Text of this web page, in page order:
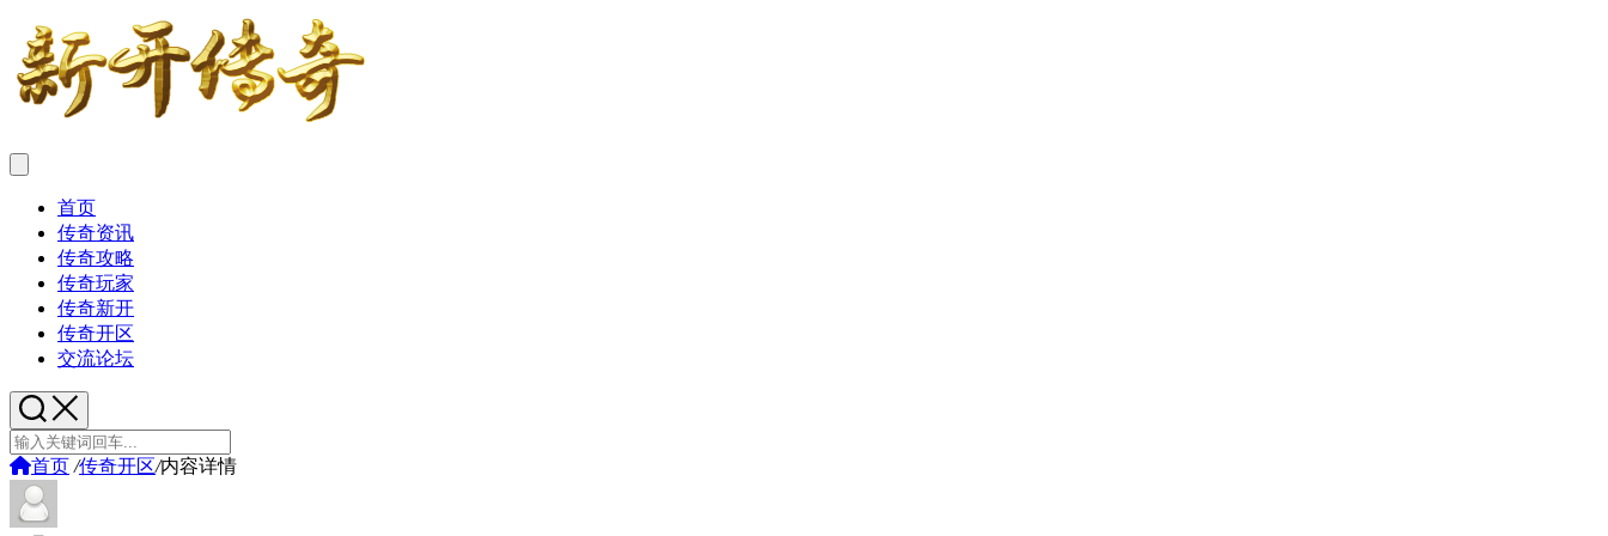
首页
传奇资讯
传奇攻略
传奇玩家
传奇新开
传奇开区
交流论坛
首页 /传奇开区/内容详情